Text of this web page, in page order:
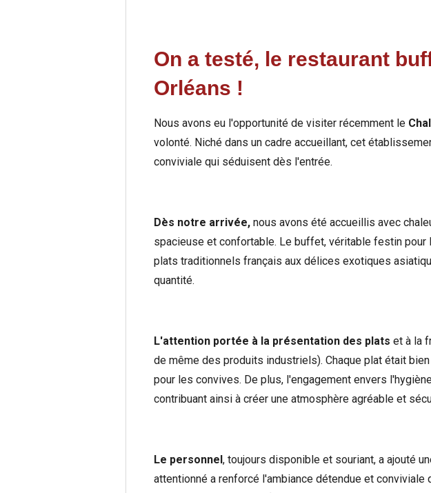
On a testé, le restaurant
Orléans !
Nous avons eu l'opportunité de visiter récemment le
volonté. Niché dans un cadre accueillant, cet
conviviale qui séduisent dès l'entrée.
Dès notre arrivée, nous avons été accueillis avec
spacieuse et confortable. Le buffet, véritable festin
plats traditionnels français aux délices exotiques
quantité.
L'attention portée à la présentation des plats et à la
de même des produits industriels). Chaque plat était
pour les convives. De plus, l'engagement envers
contribuant ainsi à créer une atmosphère agréable et
Le personnel , toujours disponible et souriant, a ajouté
attentionné a renforcé l'ambiance détendue et conviviale